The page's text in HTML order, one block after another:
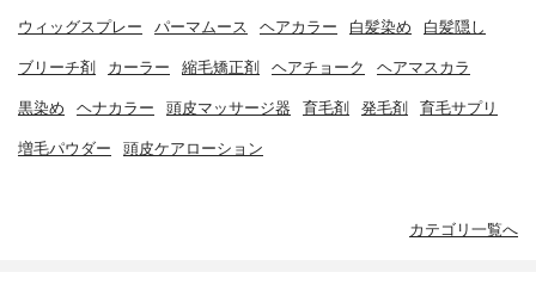
ウィッグスプレー パーマムース ヘアカラー 白髪染め 白髪隠し
ブリーチ剤 カーラー 縮毛矯正剤 ヘアチョーク ヘアマスカラ
黒染め ヘナカラー 頭皮マッサージ器 育毛剤 発毛剤 育毛サプリ
増毛パウダー 頭皮ケアローション
カテゴリ一覧へ